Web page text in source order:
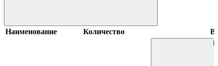
Наименование Количество В